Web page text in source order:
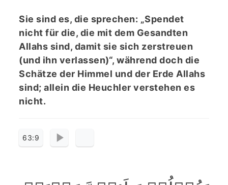
Sie sind es, die sprechen: „Spendet
nicht für die, die mit dem Gesandten
Allahs sind, damit sie sich zerstreuen
(und ihn verlassen)“, während doch die
Schätze der Himmel und der Erde Allahs
sind; allein die Heuchler verstehen es
nicht.
63:9